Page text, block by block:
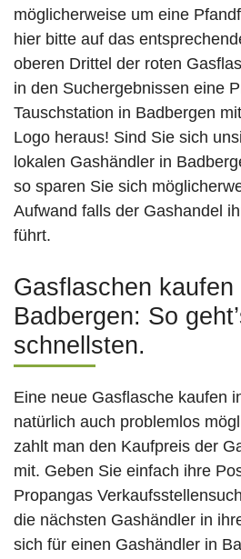
möglicherweise um eine
hier bitte auf das
oberen Drittel der roten
in den Suchergebnissen eine
Tauschstation in Badbergen
Logo heraus! Sind Sie sich
lokalen Gashändler in
so sparen Sie sich
Aufwand falls der Gashandel
führt.
Gasflaschen kaufen
Badbergen: So
schnellsten.
Eine neue Gasflasche kaufen
natürlich auch problemlos
zahlt man den Kaufpreis der
mit. Geben Sie einfach ihre
Propangas
die nächsten Gashändler in
sich für einen Gashändler in